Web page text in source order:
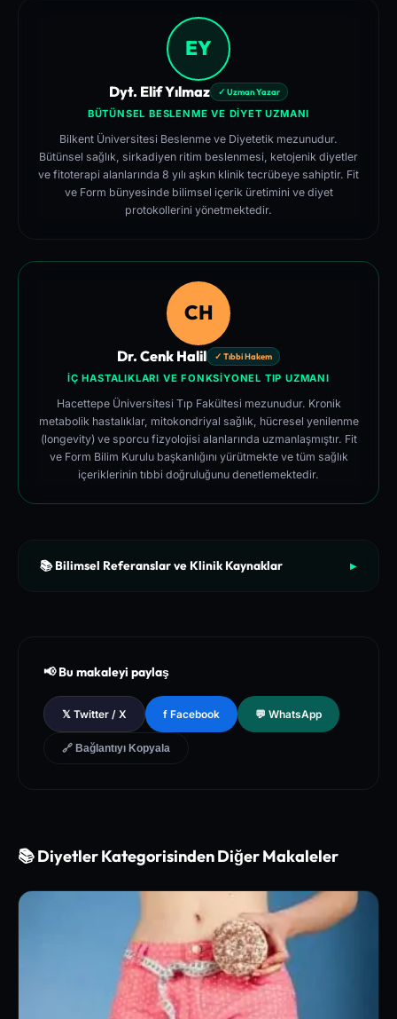
EY
Dyt. Elif Yılmaz ✓ Uzman Yazar
BÜTÜNSEL BESLENME VE DIYET UZMANI
Bilkent Üniversitesi Beslenme ve Diyetetik mezunudur.
Bütünsel sağlık, sirkadiyen ritim beslenmesi, ketojenik diyetler
ve fitoterapi alanlarında 8 yılı aşkın klinik tecrübeye sahiptir. Fit
ve Form bünyesinde bilimsel içerik üretimini ve diyet
protokollerini yönetmektedir.
CH
Dr. Cenk Halil ✓ Tıbbi Hakem
İÇ HASTALIKLARI VE FONKSIYONEL TIP UZMANI
Hacettepe Üniversitesi Tıp Fakültesi mezunudur. Kronik
metabolik hastalıklar, mitokondriyal sağlık, hücresel yenilenme
(longevity) ve sporcu fizyolojisi alanlarında uzmanlaşmıştır. Fit
ve Form Bilim Kurulu başkanlığını yürütmekte ve tüm sağlık
içeriklerinin tıbbi doğruluğunu denetlemektedir.
📚 Bilimsel Referanslar ve Klinik Kaynaklar ▶
nutrient Synchronization
📢 Bu makaleyi paylaş
𝕏 Twitter / X f Facebook 💬 WhatsApp
🔗 Bağlantıyı Kopyala
📚 Diyetler Kategorisinden Diğer Makaleler